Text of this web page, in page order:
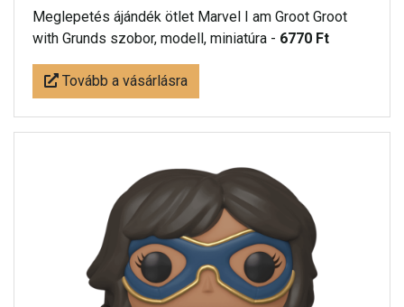
Meglepetés ájándék ötlet Marvel I am Groot Groot
with Grunds szobor, modell, miniatúra - 6770 Ft
Tovább a vásárlásra